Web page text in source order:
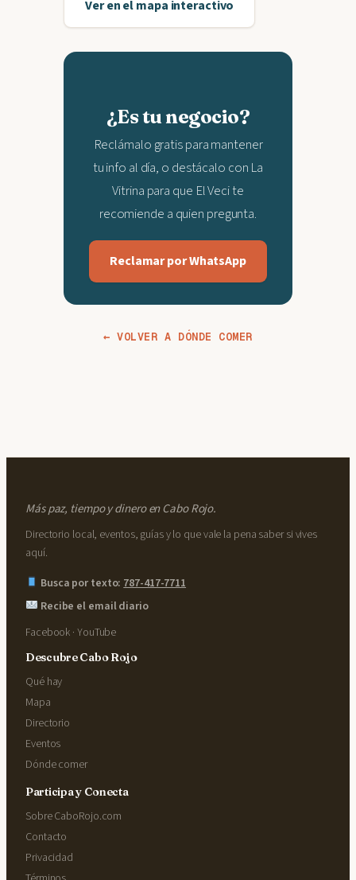
Ver en el mapa interactivo
¿Es tu negocio?
Reclámalo gratis para mantener
tu info al día, o destácalo con La
Vitrina para que El Veci te
recomiende a quien pregunta.
Reclamar por WhatsApp
← VOLVER A DÓNDE COMER
Más paz, tiempo y dinero en Cabo Rojo.
Directorio local, eventos, guías y lo que vale la pena saber si vives
aquí.
Busca por texto: 787-417-7711
Recibe el email diario
Facebook · YouTube
Descubre Cabo Rojo
Qué hay
Mapa
Directorio
Eventos
Dónde comer
Participa y Conecta
Sobre CaboRojo.com
Contacto
Privacidad